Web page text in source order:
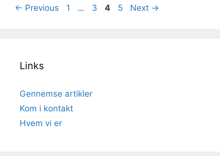
← Previous Page
1 … Page
3 Page
4 Page
5 Next →
Links
Gennemse artikler
Kom i kontakt
Hvem vi er